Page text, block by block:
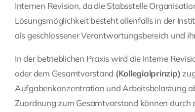
Internen Revision, da die Stabsstelle
Lösungsmöglichkeit besteht allenfalls in der
als geschlossener Verantwortungsbereich und
In der betrieblichen Praxis wird die Interne
oder dem Gesamtvorstand (Kollegialprinzip)
Aufgabenkonzentration und Arbeitsbelastung
Zuordnung zum Gesamtvorstand können